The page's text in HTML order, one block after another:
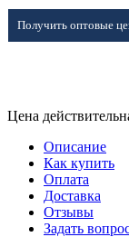
Получить оптовые
Цена
Описание
Как купить
Оплата
Доставка
Отзывы
Задать